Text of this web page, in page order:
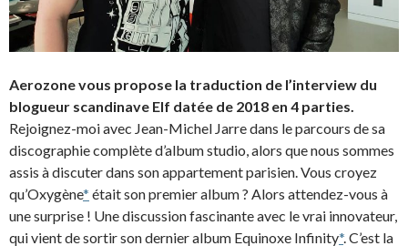
Aerozone vous propose la traduction de l’interview du
blogueur scandinave Elf datée de 2018 en 4 parties.
Rejoignez-moi avec Jean-Michel Jarre dans le parcours de sa
discographie complète d’album studio, alors que nous sommes
assis à discuter dans son appartement parisien. Vous croyez
qu’Oxygène* était son premier album ? Alors attendez-vous à
une surprise ! Une discussion fascinante avec le vrai innovateur,
qui vient de sortir son dernier album Equinoxe Infinity*. C’est la